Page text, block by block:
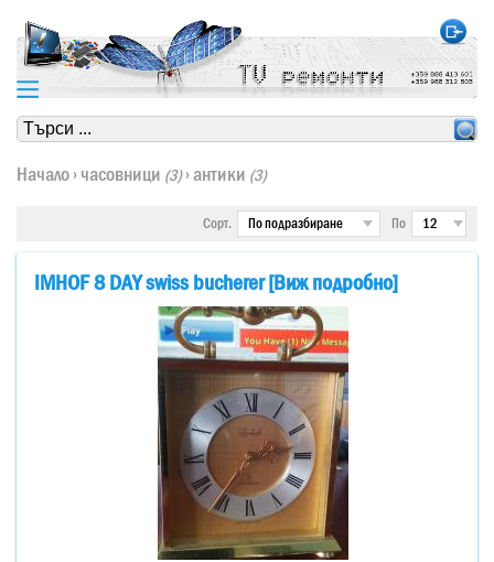
https://www.high-endrolex.com/24
Начало › часовници (3)› антики (3)
Сорт. По
IMHOF 8 DAY swiss bucherer [Виж подробно]